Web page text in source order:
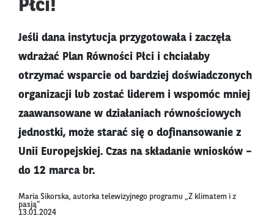
Płci!
Jeśli dana instytucja przygotowała i zaczęła
wdrażać Plan Równości Płci i chciałaby
otrzymać wsparcie od bardziej doświadczonych
organizacji lub zostać liderem i wspomóc mniej
zaawansowane w działaniach równościowych
jednostki, może starać się o dofinansowanie z
Unii Europejskiej. Czas na składanie wniosków –
do 12 marca br.
Maria Sikorska, autorka telewizyjnego programu „Z klimatem i z
pasją”
13.01.2024